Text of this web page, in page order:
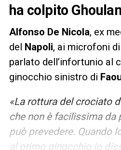
ha colpito
Alfonso De Nicola, ex
del
Napoli, ai microfoni
parlato dell’infortunio al
ginocchio sinistro di
«La rottura del crociato
che non è facilissima da
può prevedere. Quando
al primo ginocchio io